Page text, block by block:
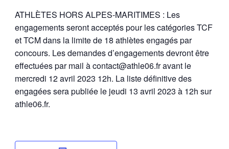
ATHLÈTES HORS ALPES-MARITIMES : Les
engagements seront acceptés pour les catégories TCF
et TCM dans la limite de 18 athlètes engagés par
concours. Les demandes d’engagements devront être
effectuées par mail à contact@athle06.fr avant le
mercredi 12 avril 2023 12h. La liste définitive des
engagées sera publiée le jeudi 13 avril 2023 à 12h sur
athle06.fr.